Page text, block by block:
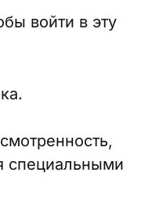
войти в эту
специальными